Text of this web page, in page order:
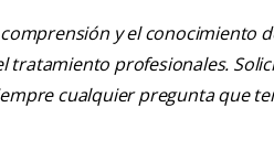
y el conocimiento
tratamiento profesionales.
cualquier pregunta que